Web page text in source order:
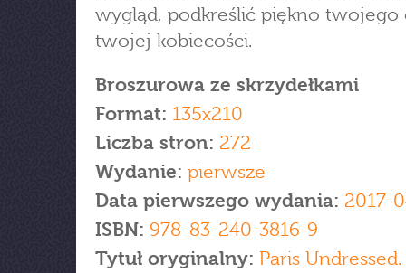
wygląd, podkreślić piękno twojego
twojej kobiecości.
Broszurowa ze skrzydełkami
Format: 135x210
Liczba stron: 272
Wydanie: pierwsze
Data pierwszego wydania: 2017-
ISBN: 978-83-240-3816-9
Tytuł oryginalny: Paris